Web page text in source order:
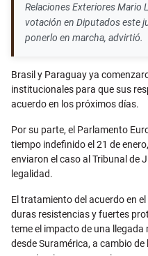
Relaciones Exteriores Mario
votación en Diputados este
ponerlo en marcha, advirtió.
Brasil y Paraguay ya
institucionales para que sus
acuerdo en los próximos días.
Por su parte, el Parlamento
tiempo indefinido el 21 de
enviaron el caso al Tribunal de
legalidad.
El tratamiento del acuerdo en
duras resistencias y fuertes
teme el impacto de una llegada
desde Suramérica, a cambio